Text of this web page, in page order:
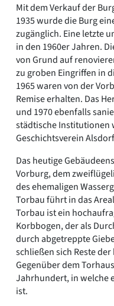
Mit dem Verkauf der
1935 wurde die Burg
zugänglich. Eine letzte
in den 1960er Jahren.
von Grund auf
zu groben Eingriffen in
1965 waren von der
Remise erhalten. Das
und 1970 ebenfalls
städtische Institutionen
Geschichtsverein
Das heutige
Vorburg, dem
des ehemaligen
Torbau führt in das
Torbau ist ein
Korbbogen, der als
durch abgetreppte
schließen sich Reste
Gegenüber dem
Jahrhundert, in welche
ist.